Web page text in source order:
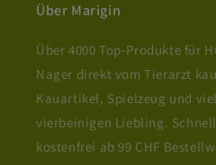
Über Marigin
Über 4000 Top-Produkte für
Nager direkt vom Tierarzt
Kauartikel, Spielzeug und
vierbeinigen Liebling.
kostenfrei ab 99 CHF